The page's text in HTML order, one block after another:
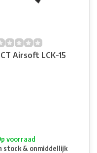
Airsoft LCK-15
voorraad
stock & onmiddellijk